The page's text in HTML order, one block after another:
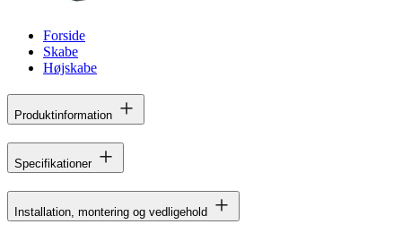
Forside
Skabe
Højskabe
Produktinformation
Specifikationer
Installation, montering og vedligehold